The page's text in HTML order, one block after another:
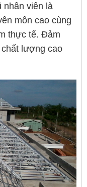
nhân viên là
môn cao cùng
thực tế. Đảm
lượng cao